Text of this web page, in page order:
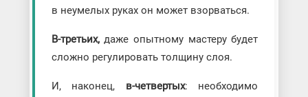
в неумелых руках он может взорваться.
В-третьих,даже опытному мастеру будет
сложно регулировать толщину слоя.
И, наконец, в-четвертых: необходимо